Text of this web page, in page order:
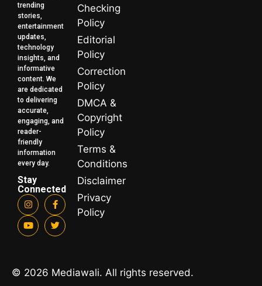
trending
stories,
entertainment
updates,
technology
insights, and
informative
content. We
are dedicated
to delivering
accurate,
engaging, and
reader-
friendly
information
every day.
Stay
Connected
Checking
Policy
Editorial
Policy
Correction
Policy
DMCA &
Copyright
Policy
Terms &
Conditions
Disclaimer
Privacy
Policy
© 2026 Mediawali. All rights reserved.